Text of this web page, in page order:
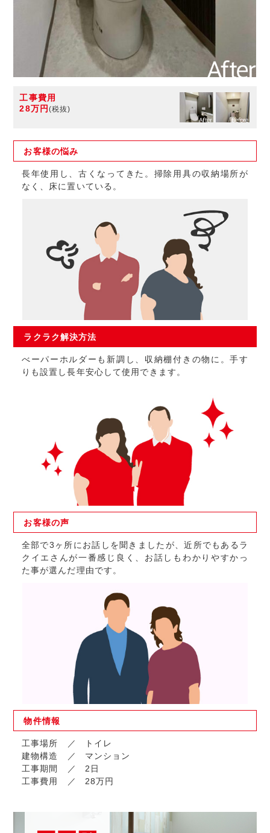
工事費用
28万円 (税抜)
お客様の悩み
長年使用し、古くなってきた。掃除用具の収納場所が
なく、床に置いている。
ラクラク解決方法
べーパーホルダーも新調し、収納棚付きの物に。手す
りも設置し長年安心して使用できます。
お客様の声
全部で3ヶ所にお話しを聞きましたが、近所でもあるラ
クイエさんが一番感じ良く、お話しもわかりやすかっ
た事が選んだ理由です。
物件情報
工事場所
トイレ
建物構造
マンション
工事期間
2日
工事費用
28万円